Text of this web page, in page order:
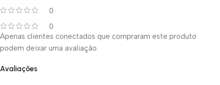
0
0
Avaliações
Apenas clientes conectados que compraram este produto
podem deixar uma avaliação.